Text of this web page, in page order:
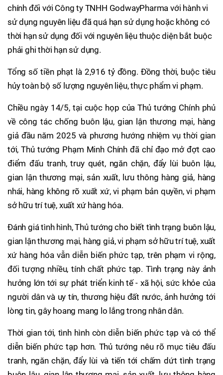
chính đối với Công ty TNHH GodwayPharma với hành vi
sử dụng nguyên liệu đã quá hạn sử dụng hoặc không có
thời hạn sử dụng đối với nguyên liệu thuộc diện bắt buộc
phải ghi thời hạn sử dụng.
Tổng số tiền phạt là 2,916 tỷ đồng. Đồng thời, buộc tiêu
hủy toàn bộ số lượng nguyên liệu, thực phẩm vi phạm.
Chiều ngày 14/5, tại cuộc họp của Thủ tướng Chính phủ
về công tác chống buôn lậu, gian lận thương mại, hàng
giả đầu năm 2025 và phương hướng nhiệm vụ thời gian
tới, Thủ tướng Phạm Minh Chính đã chỉ đạo mở đợt cao
điểm đấu tranh, truy quét, ngăn chặn, đẩy lùi buôn lậu,
gian lận thương mại, sản xuất, lưu thông hàng giả, hàng
nhái, hàng không rõ xuất xứ, vi phạm bản quyền, vi phạm
sở hữu trí tuệ, xuất xứ hàng hóa.
Đánh giá tình hình, Thủ tướng cho biết tình trạng buôn lậu,
gian lận thương mại, hàng giả, vi phạm sở hữu trí tuệ, xuất
xứ hàng hóa vẫn diễn biến phức tạp, trên phạm vi rộng,
đối tượng nhiều, tính chất phức tạp. Tình trạng này ảnh
hưởng lớn tới sự phát triển kinh tế - xã hội, sức khỏe của
người dân và uy tín, thương hiệu đất nước, ảnh hưởng tới
lòng tin, gây hoang mang lo lắng trong nhân dân.
Thời gian tới, tình hình còn diễn biến phức tạp và có thể
diễn biến phức tạp hơn. Thủ tướng nêu rõ mục tiêu đấu
tranh, ngăn chặn, đẩy lùi và tiến tới chấm dứt tình trạng